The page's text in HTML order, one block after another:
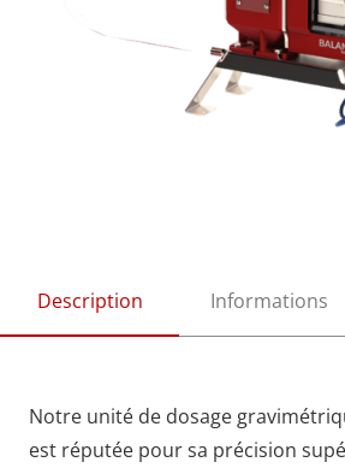
Description Informations
Notre unité de dosage
est réputée pour sa précision